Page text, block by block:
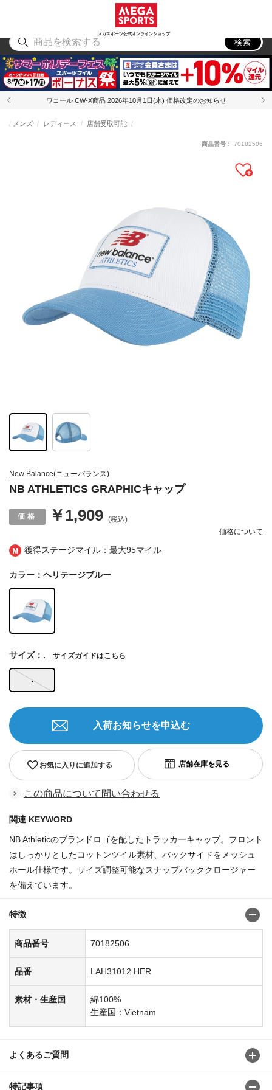
メガスポーツ公式オンラインショップ
アウトドア
検索
ワコール CW-X商品 2026年10月1日(木) 価格改定のお知らせ
獲得ステージマイル：最大95マイル
New Balance(ニューバランス)
NB ATHLETICS GRAPHICキャップ
メンズ レディース 店舗受取可能
￥1,909 (税込)
価格について
商品番号： 70182506
カラー：ヘリテージブルー
.
サイズ：. サイズガイドはこちら
お気に入りに追加する
入荷お知らせを申込む
この商品について問い合わせる
関連 KEYWORD
NB Athleticのブランドロゴを配したトラッカーキャップ。フロント
はしっかりとしたコットンツイル素材、バックサイドをメッシュ
ホール仕様です。サイズ調整可能なスナップバッククロージャー
を備えています。
特徴
商品番号 70182506
品番 LAH31012 HER
素材・生産国
綿100%
生産国：Vietnam
よくあるご質問
特記事項